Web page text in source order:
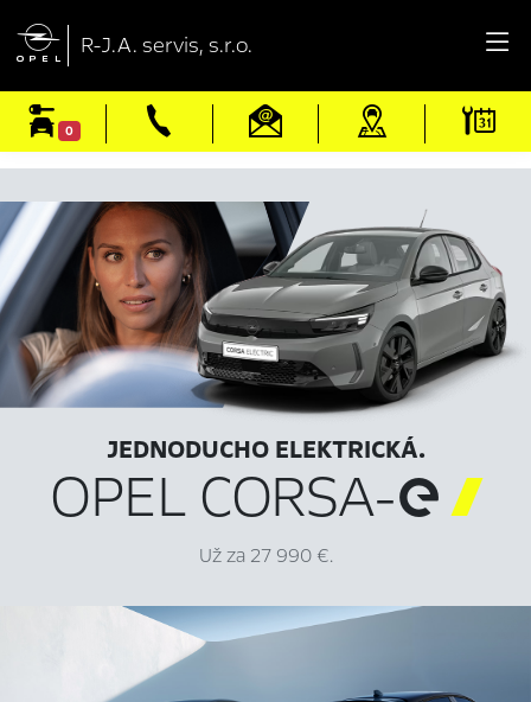
 R-J.A. servis, s.r.o.
0
JEDNODUCHO ELEKTRICKÁ.
OPEL CORSA-
Už za 27 990 €.